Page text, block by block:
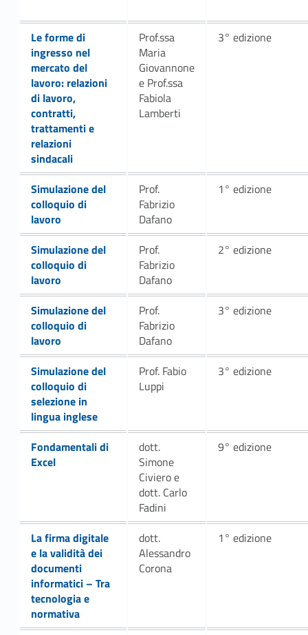
Link identifier #identifier__179134-3Le forme di
ingresso nel
mercato del
lavoro: relazioni
di lavoro,
contratti,
trattamenti e
relazioni
sindacali
Prof.ssa
Maria
Giovannone
e Prof.ssa
Fabiola
Lamberti
3° edizione
Link identifier #identifier__151834-9
Simulazione del
colloquio di
lavoro
Prof.
Fabrizio
Dafano
1° edizione
Link identifier #identifier__132079-12
Simulazione del
colloquio di
lavoro
Prof.
Fabrizio
Dafano
2° edizione
Link identifier #identifier__199600-15
Simulazione del
colloquio di
lavoro
Prof.
Fabrizio
Dafano
3° edizione
Link identifier #identifier__35143-18
Simulazione del
colloquio di
selezione in
lingua inglese
Prof. Fabio
Luppi
3° edizione
Link identifier #identifier__31850-21
Fondamentali di
Excel
dott.
Simone
Civiero e
dott. Carlo
Fadini
9° edizione
Link identifier #identifier__125753-24
La firma digitale
e la validità dei
documenti
informatici – Tra
tecnologia e
normativa
dott.
Alessandro
Corona
1° edizione